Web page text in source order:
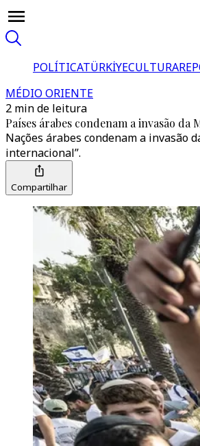
POLÍTICATÜRKİYECULTURA
MÉDIO ORIENTE
2 min de leitura
Países árabes condenam a invasão
Nações árabes condenam a invasão
internacional”.
Compartilhar